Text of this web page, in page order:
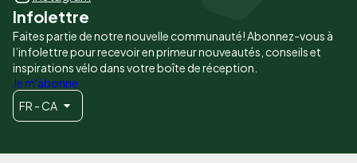
Infolettre
Faites partie de notre nouvelle communauté! Abonnez-vous à
l’infolettre pour recevoir en primeur nouveautés, conseils et
inspirations vélo dans votre boîte de réception.
Je m'abonne
FR - CA